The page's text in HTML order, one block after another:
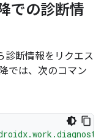
での診断情
診断情報をリクエス
では、次のコマン